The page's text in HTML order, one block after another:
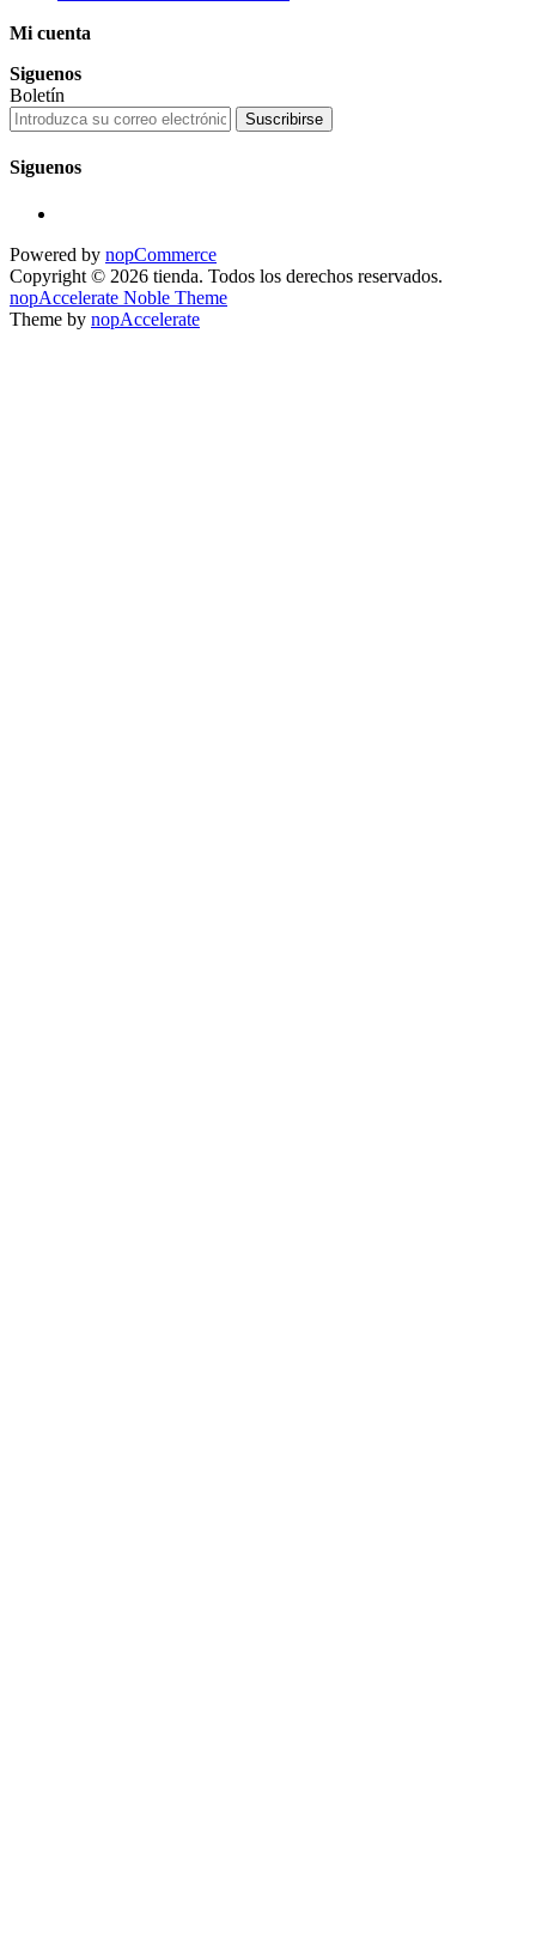
Mi cuenta
Siguenos
Boletín
Suscribirse
Siguenos
Powered by nopCommerce
Copyright © 2026 tienda. Todos los derechos reservados.
nopAccelerate Noble Theme
Theme by nopAccelerate